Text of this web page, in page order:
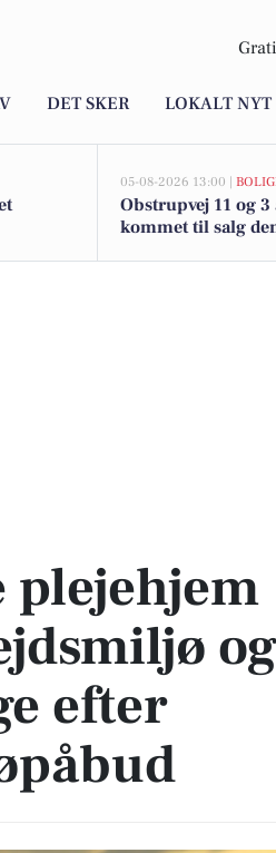
DET SKER LOKALT NYT
05-08-2026 13:00 |
Obstrupvej 11 og
kommet til salg
og arbejdsgange efter
plejehjem
og
efter